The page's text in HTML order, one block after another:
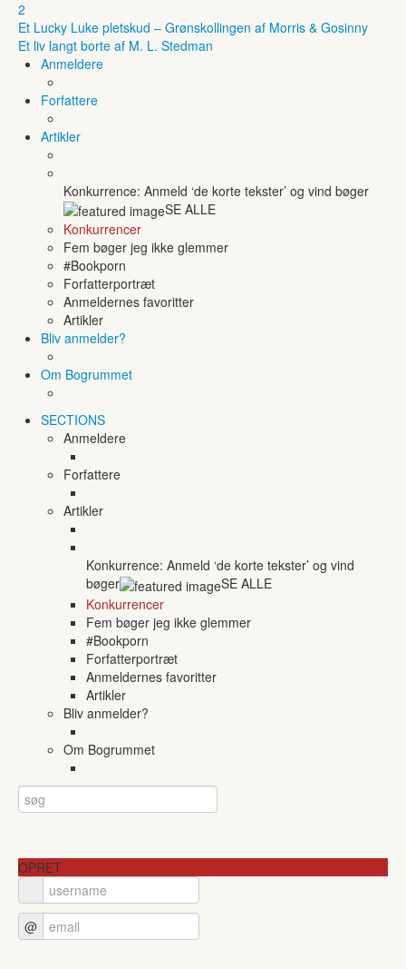
2
Et Lucky Luke pletskud – Grønskollingen af Morris & Gosinny
Et liv langt borte af M. L. Stedman
Anmeldere
Forfattere
Artikler
Konkurrence: Anmeld ‘de korte tekster’ og vind bøger
SE ALLE
Konkurrencer
Fem bøger jeg ikke glemmer
#Bookporn
Forfatterportræt
Anmeldernes favoritter
Artikler
Bliv anmelder?
Om Bogrummet
SECTIONS
Anmeldere
Forfattere
Artikler
Konkurrence: Anmeld ‘de korte tekster’ og vind
bøger
SE ALLE
Konkurrencer
Fem bøger jeg ikke glemmer
#Bookporn
Forfatterportræt
Anmeldernes favoritter
Artikler
Bliv anmelder?
Om Bogrummet
OPRET
@